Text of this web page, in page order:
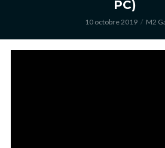
PC)
10 octobre 2019 M2